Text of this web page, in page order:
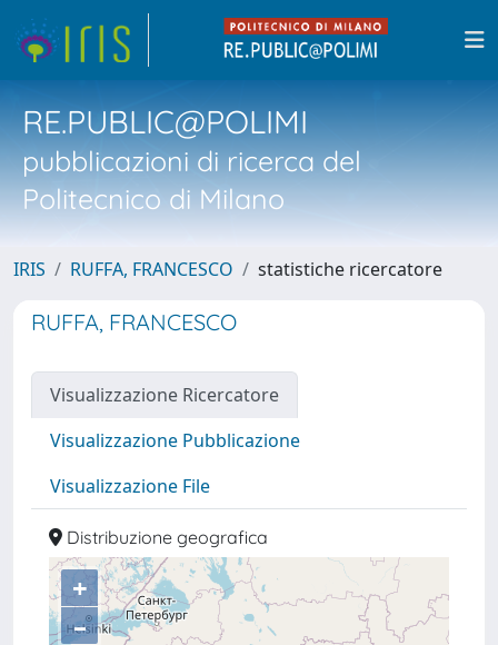
RE.PUBLIC@POLIMI
pubblicazioni di ricerca del
Politecnico di Milano
IRIS RUFFA, FRANCESCO statistiche ricercatore
RUFFA, FRANCESCO
Visualizzazione Ricercatore
Visualizzazione Pubblicazione
Visualizzazione File
Distribuzione geografica
+
–